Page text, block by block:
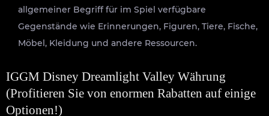
allgemeiner Begriff für im Spiel verfügbare
Gegenstände wie Erinnerungen, Figuren, Tiere, Fische,
Möbel, Kleidung und andere Ressourcen.
IGGM Disney Dreamlight Valley Währung
(Profitieren Sie von enormen Rabatten auf einige
Optionen!)